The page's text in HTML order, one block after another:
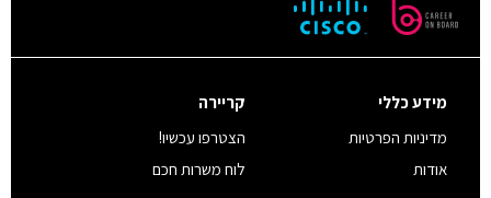
מידע כללי
מדיניות הפרטיות
אודות
קריירה
הצטרפו עכשיו!
לוח משרות חכם